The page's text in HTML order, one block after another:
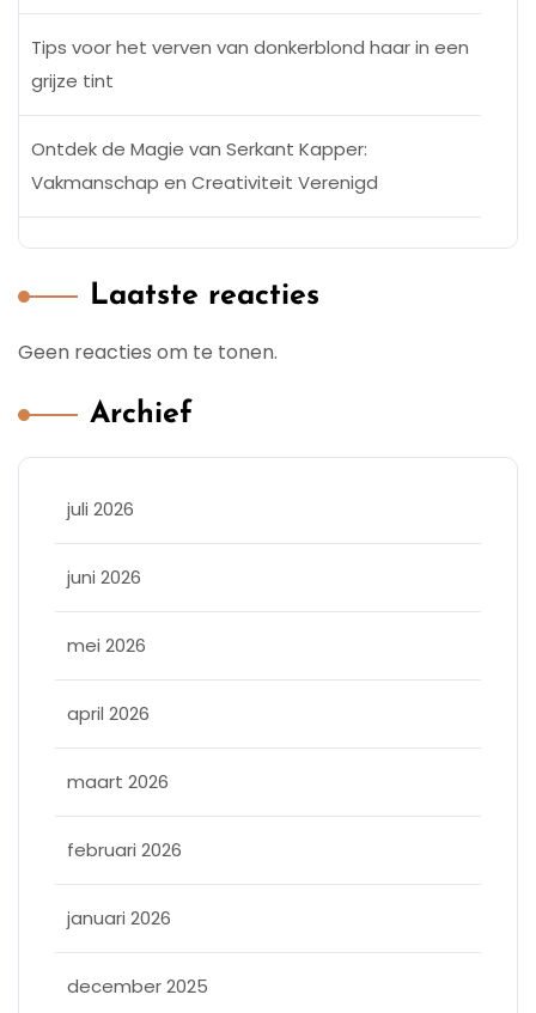
Tips voor het verven van donkerblond haar in een
grijze tint
Ontdek de Magie van Serkant Kapper:
Vakmanschap en Creativiteit Verenigd
Laatste reacties
Geen reacties om te tonen.
Archief
juli 2026
juni 2026
mei 2026
april 2026
maart 2026
februari 2026
januari 2026
december 2025